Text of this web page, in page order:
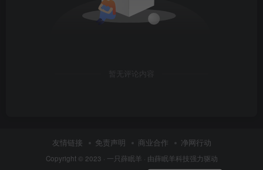
暂无评论内容
友情链接 免责声明 商业合作 净网行动
Copyright © 2023 · 一只薛眠羊 · 由薛眠羊科技强力驱动